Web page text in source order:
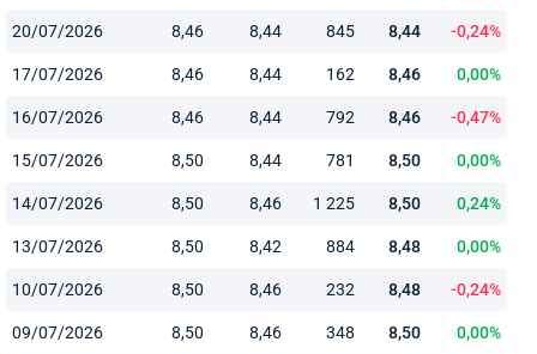
20/07/2026 8,46 8,44 845 8,44 -0,24%
17/07/2026 8,46 8,44 162 8,46 0,00%
16/07/2026 8,46 8,44 792 8,46 -0,47%
15/07/2026 8,50 8,44 781 8,50 0,00%
14/07/2026 8,50 8,46 1 225 8,50 0,24%
13/07/2026 8,50 8,42 884 8,48 0,00%
10/07/2026 8,50 8,46 232 8,48 -0,24%
09/07/2026 8,50 8,46 348 8,50 0,00%